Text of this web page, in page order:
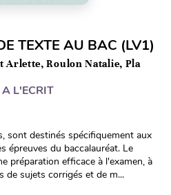
TEXTE AU BAC (LV1)
Arlette, Roulon Natalie, Pla
L'ECRIT
sont destinés spécifiquement aux
épreuves du baccalauréat. Le
préparation efficace à l'examen, à
de sujets corrigés et de m...